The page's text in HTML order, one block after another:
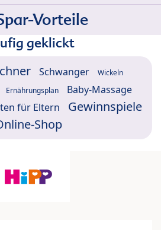
Vorteile
geklickt
Schwanger Wickeln
Ernährungsplan Baby-Massage
für Eltern
Gewinnspiele
Shop